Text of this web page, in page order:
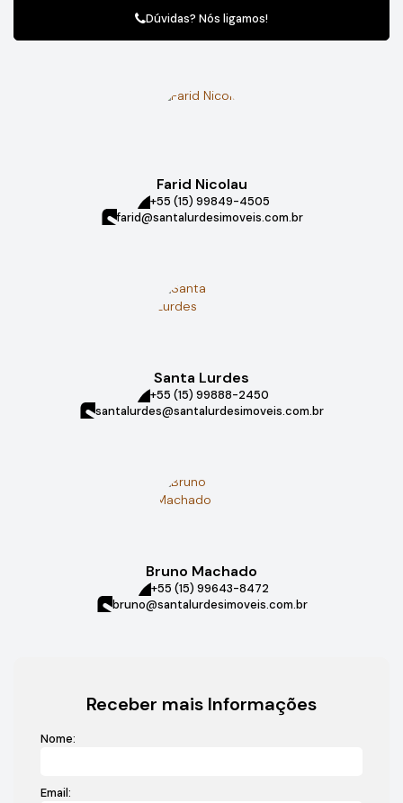
Dúvidas? Nós ligamos!
Farid Nicolau
+55 (15) 99849-4505
farid@santalurdesimoveis.com.br
Santa Lurdes
+55 (15) 99888-2450
santalurdes@santalurdesimoveis.com.br
Bruno Machado
+55 (15) 99643-8472
bruno@santalurdesimoveis.com.br
Receber mais Informações
Nome:
Email: